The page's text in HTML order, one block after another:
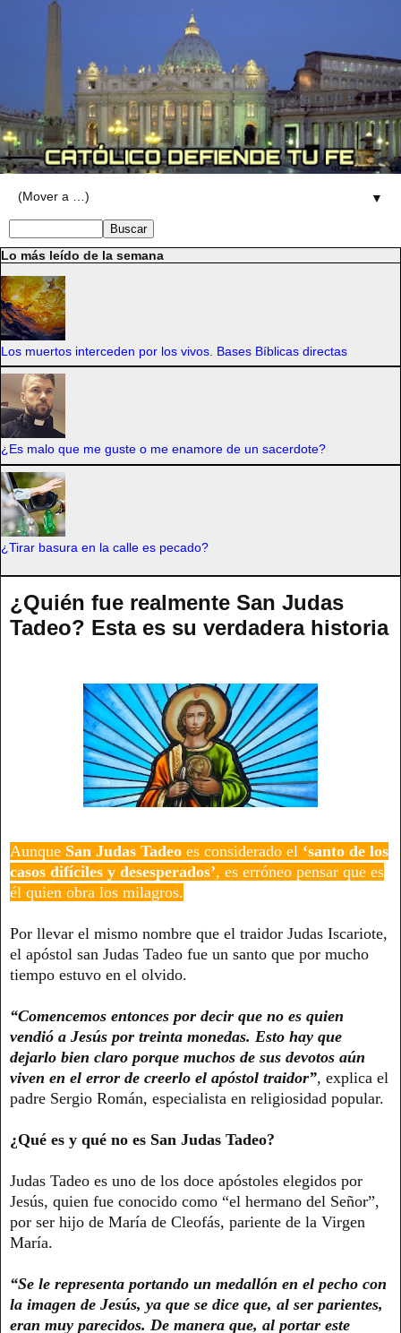
▼
Lo más leído de la semana
Los muertos interceden por los vivos. Bases Bíblicas directas
¿Es malo que me guste o me enamore de un sacerdote?
¿Tirar basura en la calle es pecado?
¿Quién fue realmente San Judas
Tadeo? Esta es su verdadera historia
Aunque San Judas Tadeo es considerado el ‘santo de los
casos difíciles y desesperados’, es erróneo pensar que es
él quien obra los milagros.
Por llevar el mismo nombre que el traidor Judas Iscariote,
el apóstol san Judas Tadeo fue un santo que por mucho
tiempo estuvo en el olvido.
“Comencemos entonces por decir que no es quien
vendió a Jesús por treinta monedas. Esto hay que
dejarlo bien claro porque muchos de sus devotos aún
viven en el error de creerlo el apóstol traidor”, explica el
padre Sergio Román, especialista en religiosidad popular.
¿Qué es y qué no es San Judas Tadeo?
Judas Tadeo es uno de los doce apóstoles elegidos por
Jesús, quien fue conocido como “el hermano del Señor”,
por ser hijo de María de Cleofás, pariente de la Virgen
María.
“Se le representa portando un medallón en el pecho con
la imagen de Jesús, ya que se dice que, al ser parientes,
eran muy parecidos. De manera que, al portar este